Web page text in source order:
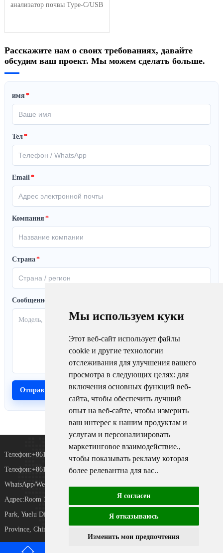
Мы используем куки
Этот веб-сайт использует файлы
cookie и другие технологии
отслеживания для улучшения вашего
просмотра в следующих целях: для
включения основных функций веб-
сайта, чтобы обеспечить лучший
опыт на веб-сайте, чтобы измерить
ваш интерес к нашим продуктам и
услугам и персонализировать
маркетинговое взаимодействие.,
чтобы показывать рекламу которая
более релевантна для вас..
Я согласен
Я отказываюсь
Изменить мои предпочтения
анализатор почвы Type-C/USB
Расскажите нам о своих требованиях, давайте
обсудим ваш проект. Мы можем сделать больше.
имя *
Тел*
Email*
Компания *
Страна*
Сообщение
TiKToK
Телефон:+8615367865107
Телефон:+8618073152920
WhatsApp/WeChat：+8615367865107
Адрес:Room 102, District D, Houhu Industrial
Park, Yuelu District, Changsha City, Hunan
Province, China